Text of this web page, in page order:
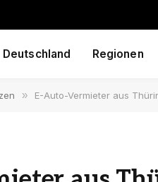
Deutschland Regionen
» E-Auto-Vermieter aus